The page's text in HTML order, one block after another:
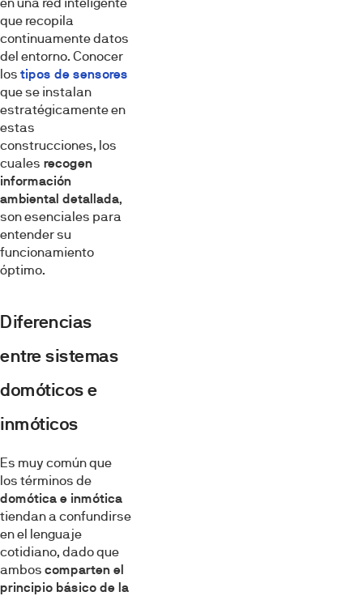
que recopila
continuamente datos
del entorno. Conocer
los tipos de sensores
que se instalan
estratégicamente en
estas
construcciones, los
cuales recogen
información
ambiental detallada,
son esenciales para
entender su
funcionamiento
óptimo.
Diferencias
entre sistemas
domóticos e
inmóticos
Es muy común que
los términos de
domótica e inmótica
tiendan a confundirse
en el lenguaje
cotidiano, dado que
ambos comparten el
principio básico de la